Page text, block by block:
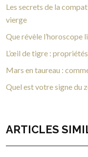
Les secrets de la
vierge
Que révèle l’horoscope
L’œil de tigre :
Mars en taureau :
Quel est votre signe du
ARTICLES